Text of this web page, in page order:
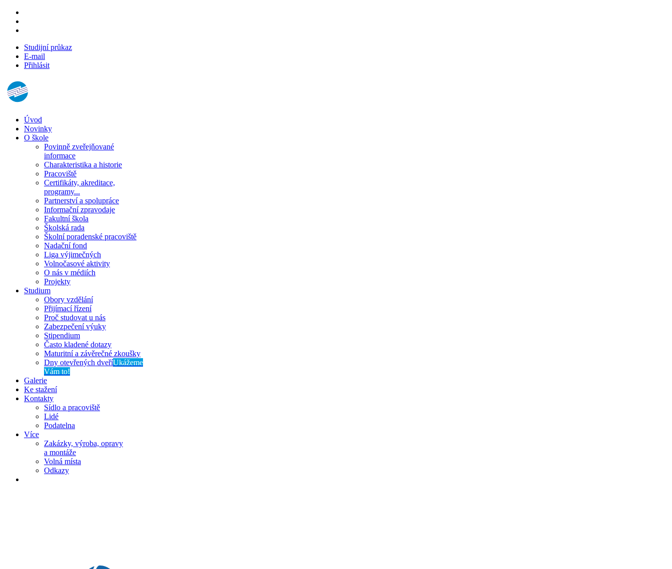
Studijní průkaz
E-mail
Přihlásit
Úvod
Novinky
O škole
Povinně zveřejňované
informace
Charakteristika a historie
Pracoviště
Certifikáty, akreditace,
programy...
Partnerství a spolupráce
Informační zpravodaje
Fakultní škola
Školská rada
Školní poradenské pracoviště
Nadační fond
Liga výjimečných
Volnočasové aktivity
O nás v médiích
Projekty
Studium
Obory vzdělání
Přijímací řízení
Proč studovat u nás
Zabezpečení výuky
Stipendium
Často kladené dotazy
Maturitní a závěrečné zkoušky
Dny otevřených dveříUkážeme
Vám to!
Galerie
Ke stažení
Kontakty
Sídlo a pracoviště
Lidé
Podatelna
Více
Zakázky, výroba, opravy
a montáže
Volná místa
Odkazy